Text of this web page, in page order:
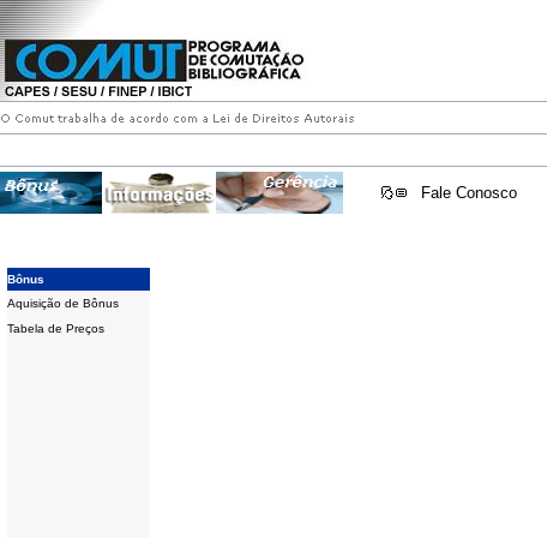
Fale Conosco
Bônus
Aquisição de Bônus
Tabela de Preços